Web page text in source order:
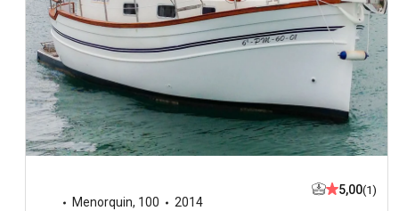
Menorquin, 100
2014
5,00(1)